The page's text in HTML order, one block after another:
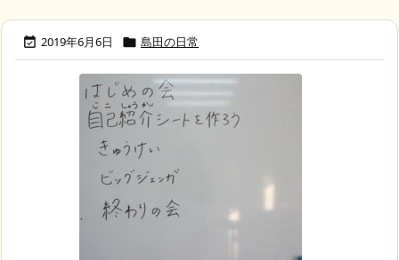
 2019年6月6日  島田の日常